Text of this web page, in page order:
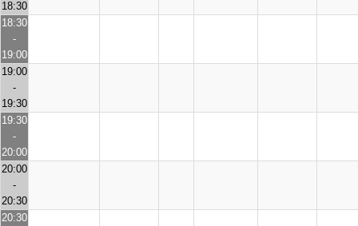
18:30
18:30
-
19:00
19:00
-
19:30
19:30
-
20:00
20:00
-
20:30
20:30